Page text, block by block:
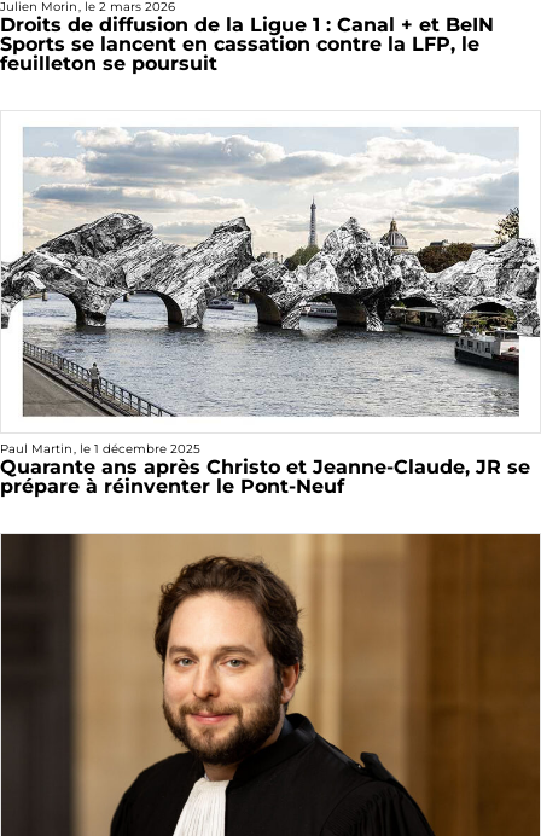
Julien Morin , le 2 mars 2026
Droits de diffusion de la Ligue 1 : Canal + et BeIN
Sports se lancent en cassation contre la LFP, le
feuilleton se poursuit
Paul Martin , le 1 décembre 2025
Quarante ans après Christo et Jeanne-Claude, JR se
prépare à réinventer le Pont-Neuf